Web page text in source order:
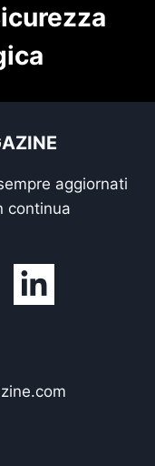
aggiornati
continua